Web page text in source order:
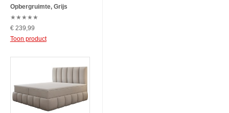
Opbergruimte, Grijs
★★★★★
€ 239,99
Toon product